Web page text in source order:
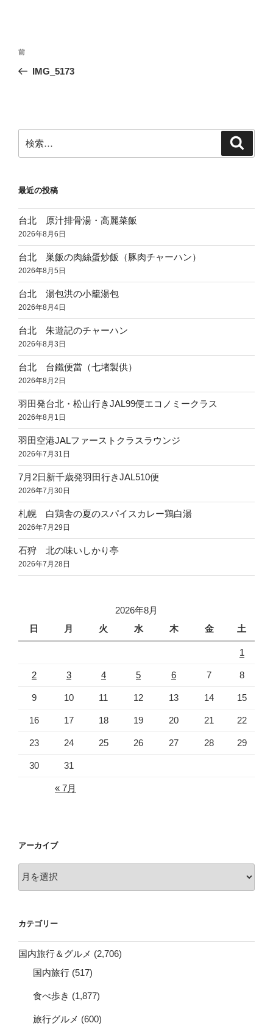
投
ナ
ー
シ
前
の
前
IMG_5173
索:
最近の投稿
台北 原汁排骨湯・高麗菜飯
2026年8月6日
台北 巣飯の肉絲蛋炒飯（豚肉チャーハン）
2026年8月5日
台北 湯包洪の小籠湯包
2026年8月4日
台北 朱遊記のチャーハン
2026年8月3日
台北 台鐵便當（七堵製供）
2026年8月2日
羽田発台北・松山行きJAL99便エコノミークラス
2026年8月1日
羽田空港JALファーストクラスラウンジ
2026年7月31日
7月2日新千歳発羽田行きJAL510便
2026年7月30日
札幌 白鶏舎の夏のスパイスカレー鶏白湯
2026年7月29日
石狩 北の味いしかり亭
2026年7月28日
2026年8月
日
月 火 水 木 金 土
1
2 3 4 5 6 7 8
9 10 11 12 13 14 15
16 17 18 19 20 21 22
23 24 25 26 27 28 29
30 31
« 7月
アーカイブ
ー
ブ
カテゴリー
国内旅行＆グルメ (2,706)
国内旅行 (517)
食べ歩き (1,877)
旅行グルメ (600)